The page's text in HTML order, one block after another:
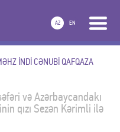
AZ EN
İNDİ CƏNUBİ QAFQAZA
və Azərbaycandakı
qızı Sezən Kərimli ilə